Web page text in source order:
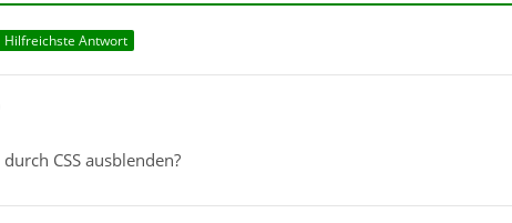
Hilfreichste Antwort
CSS ausblenden?